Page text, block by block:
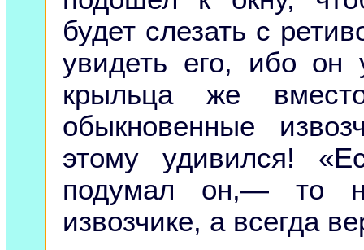
будет слезать с
увидеть его, ибо
крыльца же
обыкновенные
этому удивился!
подумал он,— то
извозчике, а всегда